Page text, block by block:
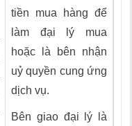
tiền mua hàng để
làm đại lý mua
hoặc là bên nhận
uỷ quyền cung ứng
dịch vụ.
Bên giao đại lý là